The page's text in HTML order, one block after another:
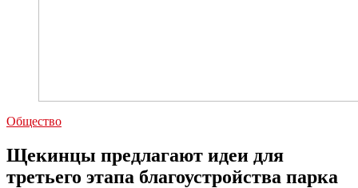
Общество
Щекинцы предлагают идеи для
третьего этапа благоустройства парка